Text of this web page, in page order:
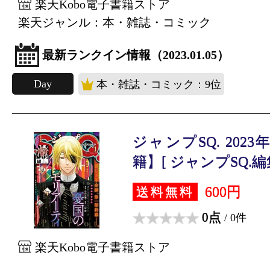
楽天Kobo電子書籍ストア
楽天ジャンル：本・雑誌・コミック
最新ランクイン情報（2023.01.05）
Day 本・雑誌・コミック：9位
ジャンプSQ. 2023
籍】[ ジャンプSQ.編
送料無料 600円
0点 / 0件
楽天Kobo電子書籍ストア